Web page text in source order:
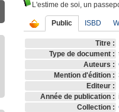
L'estime de soi, un
Public ISBD
Titre :
Type de document :
Auteurs :
Mention d'édition :
Editeur :
Année de publication :
Collection :